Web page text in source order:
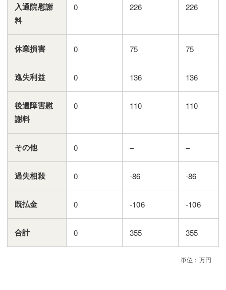
入通院慰謝
料
0 226 226
休業損害 0 75 75
逸失利益 0 136 136
後遺障害慰
謝料
0 110 110
その他 0 – –
過失相殺 0 -86 -86
既払金 0 -106 -106
合計 0 355 355
単位：万円